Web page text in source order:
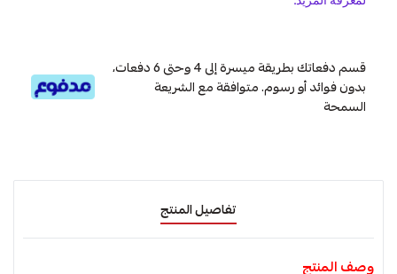
قسم دفعاتك بطريقة ميسرة إلى 4 وحتى 6 دفعات،
بدون فوائد أو رسوم. متوافقة مع الشريعة
السمحة
تفاصيل المنتج
وصف المنتج